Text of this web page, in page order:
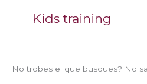
Kids training
No trobes el que busques? No